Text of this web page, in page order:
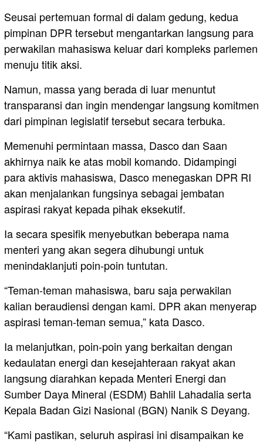
Seusai pertemuan formal di dalam gedung, kedua
pimpinan DPR tersebut mengantarkan langsung para
perwakilan mahasiswa keluar dari kompleks parlemen
menuju titik aksi.
Namun, massa yang berada di luar menuntut
transparansi dan ingin mendengar langsung komitmen
dari pimpinan legislatif tersebut secara terbuka.
Memenuhi permintaan massa, Dasco dan Saan
akhirnya naik ke atas mobil komando. Didampingi
para aktivis mahasiswa, Dasco menegaskan DPR RI
akan menjalankan fungsinya sebagai jembatan
aspirasi rakyat kepada pihak eksekutif.
Ia secara spesifik menyebutkan beberapa nama
menteri yang akan segera dihubungi untuk
menindaklanjuti poin-poin tuntutan.
“Teman-teman mahasiswa, baru saja perwakilan
kalian beraudiensi dengan kami. DPR akan menyerap
aspirasi teman-teman semua,” kata Dasco.
Ia melanjutkan, poin-poin yang berkaitan dengan
kedaulatan energi dan kesejahteraan rakyat akan
langsung diarahkan kepada Menteri Energi dan
Sumber Daya Mineral (ESDM) Bahlil Lahadalia serta
Kepala Badan Gizi Nasional (BGN) Nanik S Deyang.
“Kami pastikan, seluruh aspirasi ini disampaikan ke